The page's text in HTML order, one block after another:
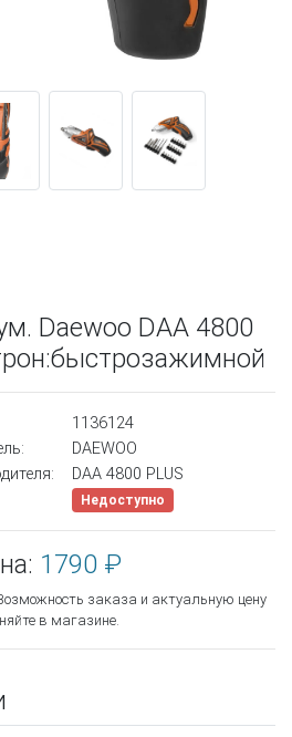
Daewoo DAА 4800
1136124
DAEWOO
DAА 4800 PLUS
Недоступно
1790 ₽
заказа и актуальную цену
в магазине.